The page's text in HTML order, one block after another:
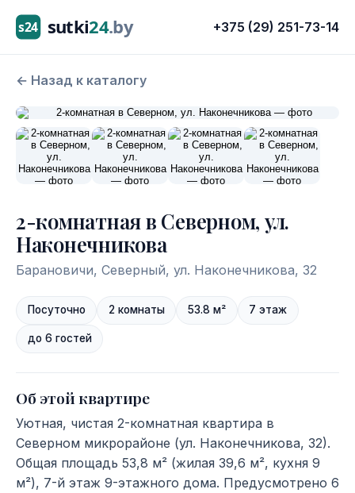
+375 (29) 251-73-14
← Назад к каталогу
2-комнатная в Северном, ул.
Наконечникова
Барановичи, Северный, ул. Наконечникова, 32
Посуточно 2 комнаты 53.8 м² 7 этаж
до 6гостей
Об этой квартире
Уютная, чистая 2-комнатная квартира в
Северном микрорайоне (ул. Наконечникова, 32).
Общая площадь 53,8 м² (жилая 39,6 м², кухня 9
м²), 7-й этаж 9-этажного дома. Предусмотрено 6